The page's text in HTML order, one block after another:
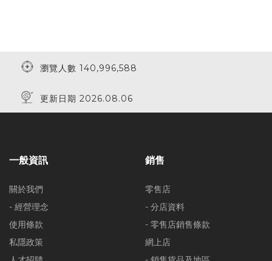
瀏覽人數 140,996,588
更新日期 2026.08.06
一般資訊
關於我們
- 經營理念
使用條款
私隱政策
銷售
零售店
- 分店資料
- 零售店銷售條款
網上店